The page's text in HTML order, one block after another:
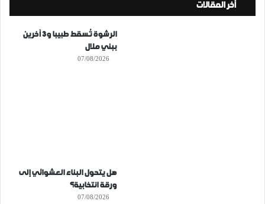
أخر المقالات
الرشوة تُسقط طبيبا و3 آخرين
ببني ملال
07/08/2026
هل يتحول البناء العشوائي إلى
ورقة انتخابية؟
07/08/2026